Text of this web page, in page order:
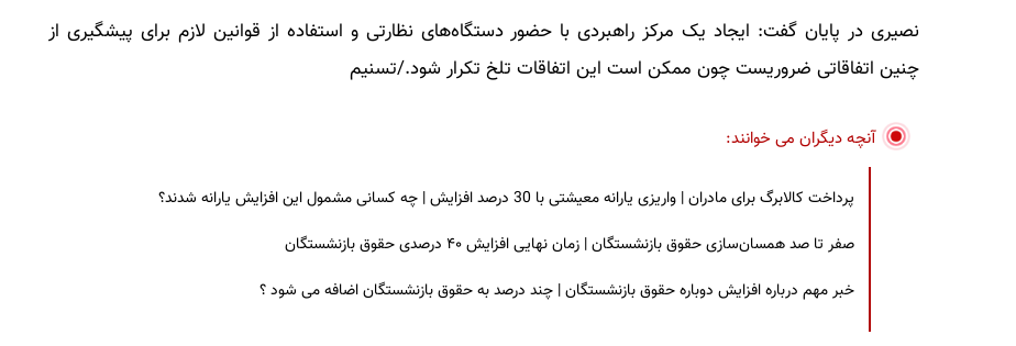
نصیری در پایان گفت: ایجاد یک مرکز راهبردی با حضور دستگاه‌های نظارتی و استفاده از قوانین لازم برای پیشگیری از
چنین اتفاقاتی ضروریست چون ممکن است این اتفاقات تلخ تکرار شود./تسنیم
آنچه دیگران می خوانند:
پرداخت کالابرگ برای مادران | واریزی یارانه معیشتی با 30 درصد افزایش | چه کسانی مشمول این افزایش یارانه شدند؟
صفر تا صد همسان‌سازی حقوق بازنشستگان | زمان نهایی افزایش ۴۰ درصدی حقوق بازنشستگان
خبر مهم درباره افزایش دوباره حقوق بازنشستگان | چند درصد به حقوق بازنشستگان اضافه می شود ؟